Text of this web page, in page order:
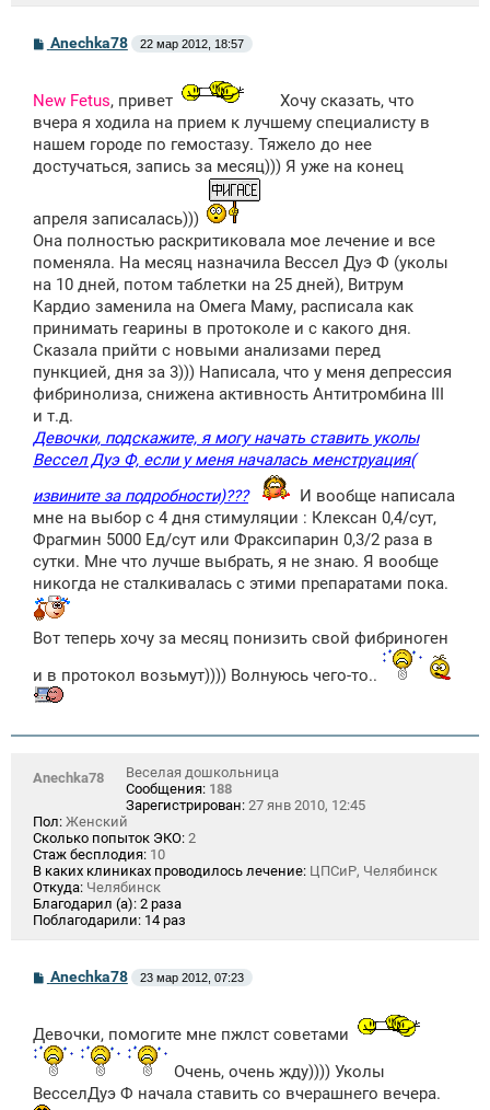
С
щ
е
н
и
е
Anechka78 22 мар 2012, 18:57
New Fetus, привет
Хочу сказать, что
вчера я ходила на прием к лучшему специалисту в
нашем городе по гемостазу. Тяжело до нее
достучаться, запись за месяц))) Я уже на конец
апреля записалась)))
Она полностью раскритиковала мое лечение и все
поменяла. На месяц назначила Вессел Дуэ Ф (уколы
на 10 дней, потом таблетки на 25 дней), Витрум
Кардио заменила на Омега Маму, расписала как
принимать геарины в протоколе и с какого дня.
Сказала прийти с новыми анализами перед
пункцией, дня за 3))) Написала, что у меня депрессия
фибринолиза, снижена активность Антитромбина III
и т.д.
Девочки, подскажите, я могу начать ставить уколы
Вессел Дуэ Ф, если у меня началась менструация(
извините за подробности)???
И вообще написала
мне на выбор с 4 дня стимуляции : Клексан 0,4/сут,
Фрагмин 5000 Ед/сут или Фраксипарин 0,3/2 раза в
сутки. Мне что лучше выбрать, я не знаю. Я вообще
никогда не сталкивалась с этими препаратами пока.
Вот теперь хочу за месяц понизить свой фибриноген
и в протокол возьмут)))) Волнуюсь чего-то..
Anechka78
Веселая дошкольница
Сообщения: 188
Зарегистрирован: 27 янв 2010, 12:45
Пол: Женский
Сколько попыток ЭКО: 2
Стаж бесплодия: 10
В каких клиниках проводилось лечение: ЦПСиР, Челябинск
Откуда: Челябинск
Благодарил (а): 2 раза
Поблагодарили: 14 раз
С
щ
е
н
е
Anechka78 23 мар 2012, 07:23
Девочки, помогите мне пжлст советами
Очень, очень жду)))) Уколы
ВесселДуэ Ф начала ставить со вчерашнего вечера.